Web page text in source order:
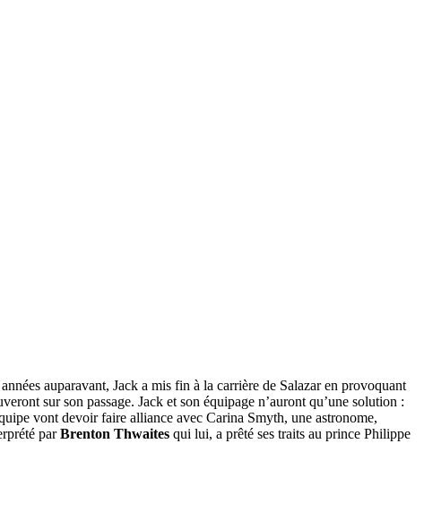
auparavant, Jack a mis fin à la carrière de Salazar en provoquant
sur son passage. Jack et son équipage n’auront qu’une solution :
vont devoir faire alliance avec Carina Smyth, une astronome,
parBrenton Thwaites qui lui, a prêté ses traits au prince Philippe